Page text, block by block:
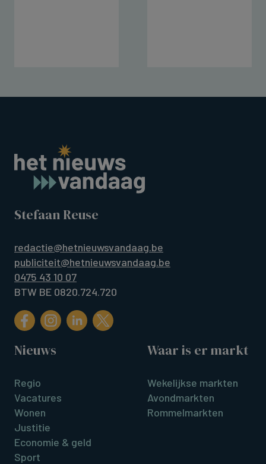
Stefaan Reuse
redactie@hetnieuwsvandaag.be
publiciteit@hetnieuwsvandaag.be
0475 43 10 07
BTW BE 0820.724.720
Nieuws
Regio
Vacatures
Wonen
Justitie
Economie & geld
Sport
Waar is er markt
Wekelijkse markten
Avondmarkten
Rommelmarkten